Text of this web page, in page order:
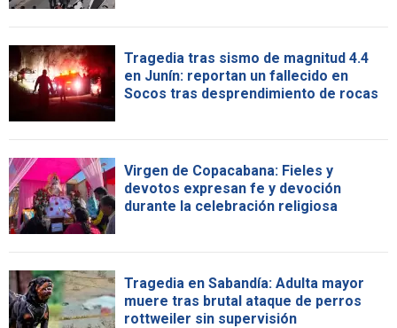
Tragedia tras sismo de magnitud 4.4
en Junín: reportan un fallecido en
Socos tras desprendimiento de rocas
Virgen de Copacabana: Fieles y
devotos expresan fe y devoción
durante la celebración religiosa
Tragedia en Sabandía: Adulta mayor
muere tras brutal ataque de perros
rottweiler sin supervisión